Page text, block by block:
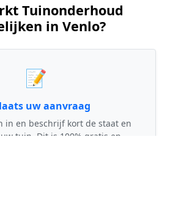
Tuinonderhoud
in Venlo?
📝
uw aanvraag
in en beschrijf kort de staat en
tuin. Dit is 100% gratis en